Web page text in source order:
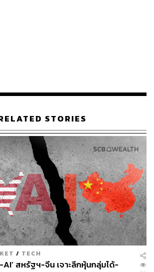
ตัวเลขประมาณการของ Reuters ที่
ไว้ที่ 21%
วต่างประเทศระบุว่า ในเดือนกันยายน
หมื่นล้านดอลลาร์ เทียบกับที่โพล
ดุล 4.68 หมื่นล้านดอลลาร์ และเกินดุล
าร์ในเดือนสิงหาคม
นคาดว่าธนาคารกลางจะฉีดมาตรการ
ลดจำนวนเงินสดที่ธนาคารต้องถือไว้เป็น
นี้ ทั้งนี้ เพื่อช่วยเหลือวิสาหกิจขนาดกลาง
างด้านการค้าระหว่างประเทศ โดย
STORIES
/ TECH
สหรัฐฯ-จีน เจาะลึกหุ้นกลุ่มได้-